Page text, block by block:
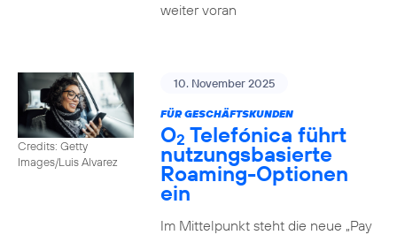
weiter voran
Credits: Getty
Images/Luis Alvarez
10. November 2025
FÜR GESCHÄFTSKUNDEN
O2 Telefónica führt
nutzungs­basierte
Roaming-Optionen
ein
Im Mittelpunkt steht die neue „Pay